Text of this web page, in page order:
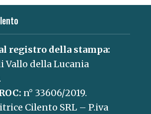
registro della stampa:
Vallo della Lucania
n° 33606/2019.
Cilento SRL – P.iva